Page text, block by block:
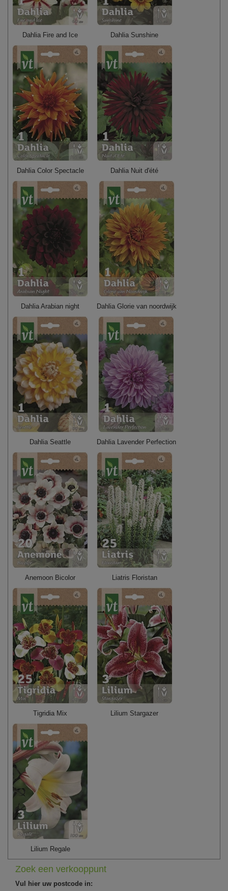
Dahlia Fire and Ice Dahlia Sunshine
Dahlia Color Spectacle Dahlia Nuit d'été
Dahlia Arabian night Dahlia Glorie van noordwijk
Dahlia Seattle Dahlia Lavender Perfection
Anemoon Bicolor Liatris Floristan
Tigridia Mix Lilium Stargazer
Lilium Regale
Zoek een verkooppunt
Vul hier uw postcode in: